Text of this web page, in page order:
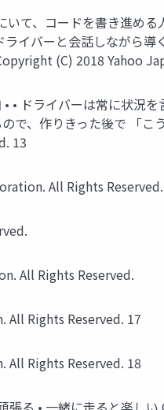
いて、コードを書き進め
イバーと会話しながら
(C) 2018 Yahoo
• ドライバーは常に状況
で、作りきった後で 「
13
All Rights
All Rights Reserved.
All Rights Reserved. 17
All Rights Reserved. 18